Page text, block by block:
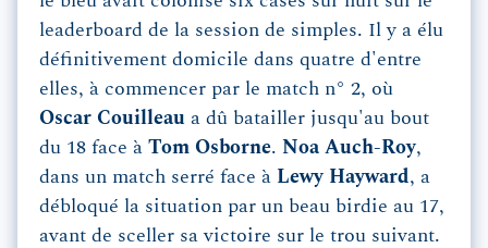
leaderboard de la session de simples. Il y a élu
définitivement domicile dans quatre d'entre
elles, à commencer par le match n° 2, où
Oscar Couilleau a dû batailler jusqu'au bout
du 18 face à Tom Osborne. Noa Auch-Roy,
dans un match serré face à Lewy Hayward, a
débloqué la situation par un beau birdie au 17,
avant de sceller sa victoire sur le trou suivant.